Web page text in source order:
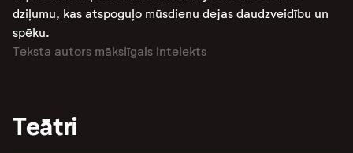
dziļumu, kas atspoguļo mūsdienu dejas daudzveidību un
spēku​.
Teksta autors mākslīgais intelekts
Teātri